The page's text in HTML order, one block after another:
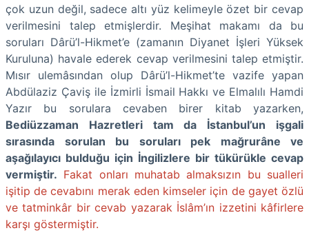
çok uzun değil, sadece altı yüz kelimeyle özet bir cevap
verilmesini talep etmişlerdir. Meşihat makamı da bu
soruları Dârü’l-Hikmet’e (zamanın Diyanet İşleri Yüksek
Kuruluna) havale ederek cevap verilmesini talep etmiştir.
Mısır ulemâsından olup Dârü’l-Hikmet’te vazife yapan
Abdülaziz Çaviş ile İzmirli İsmail Hakkı ve Elmalılı Hamdi
Yazır bu sorulara cevaben birer kitab yazarken,
Bediüzzaman Hazretleri tam da İstanbul’un işgali
sırasında sorulan bu soruları pek mağrurâne ve
aşağılayıcı bulduğu için İngilizlere bir tükürükle cevap
vermiştir. Fakat onları muhatab almaksızın bu sualleri
işitip de cevabını merak eden kimseler için de gayet özlü
ve tatminkâr bir cevab yazarak İslâm’ın izzetini kâfirlere
karşı göstermiştir.